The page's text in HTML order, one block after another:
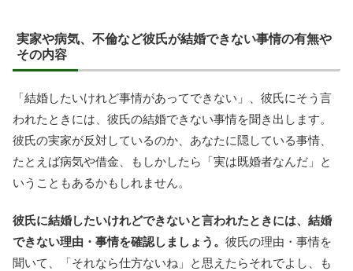
実家や病気、不倫など彼氏が結婚できない事情の有無や
その内容
「結婚したいけれど事情があってできない」、彼氏にそう言
われたときには、彼氏の結婚できない事情を聞き出します。
彼氏の実家が反対しているのか、あなたに隠している事情、
たとえば病気や借金、もしかしたら「実は既婚者なんだ」と
いうこともあるかもしれません。
彼氏に結婚したいけれどできないと言われたときには、結婚
できない理由・事情を確認しましょう。 彼氏の理由・事情を
聞いて、「それなら仕方ないね」と思えたらそれでよし、も